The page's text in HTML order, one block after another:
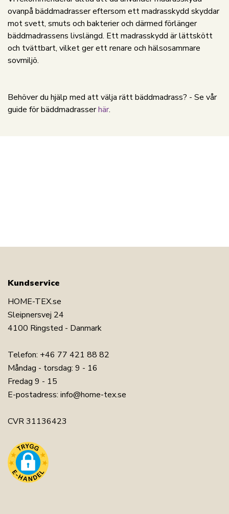
ovanpå bäddmadrasser eftersom ett madrasskydd skyddar
mot svett, smuts och bakterier och därmed förlänger
bäddmadrassens livslängd. Ett madrasskydd är lättskött
och tvättbart, vilket ger ett renare och hälsosammare
sovmiljö.
Behöver du hjälp med att välja rätt bäddmadrass? - Se vår
guide för bäddmadrasserhär.
Kundservice
HOME-TEX.se
Sleipnersvej 24
4100 Ringsted - Danmark
Telefon: +46 77 421 88 82
Måndag - torsdag: 9 - 16
Fredag 9 - 15
E-postadress: info@home-tex.se
CVR 31136423